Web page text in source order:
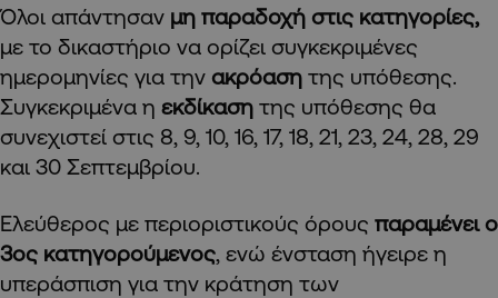
Όλοι απάντησαν μη παραδοχή στις κατηγορίες,
με το δικαστήριο να ορίζει συγκεκριμένες
ημερομηνίες για την ακρόαση της υπόθεσης.
Συγκεκριμένα η εκδίκαση της υπόθεσης θα
συνεχιστεί στις 8, 9, 10, 16, 17, 18, 21, 23, 24, 28, 29
και 30 Σεπτεμβρίου.
Ελεύθερος με περιοριστικούς όρους παραμένει ο
3ος κατηγορούμενος, ενώ ένσταση ήγειρε η
υπεράσπιση για την κράτηση των